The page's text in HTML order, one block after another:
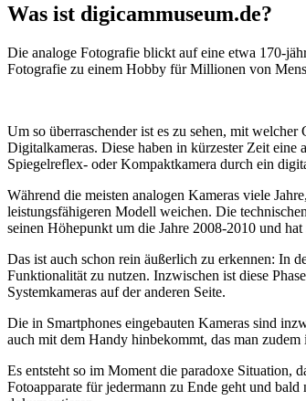
Was ist digicammuseum.de?
Die analoge Fotografie blickt auf eine etwa 170-
Fotografie zu einem Hobby für Millionen von
Um so überraschender ist es zu sehen, mit
Digitalkameras. Diese haben in kürzester Zeit
Spiegelreflex- oder Kompaktkamera durch ein
Während die meisten analogen Kameras viele
leistungsfähigeren Modell weichen. Die
seinen Höhepunkt um die Jahre 2008-2010 und hat
Das ist auch schon rein äußerlich zu erkennen: In
Funktionalität zu nutzen. Inzwischen ist diese
Systemkameras auf der anderen Seite.
Die in Smartphones eingebauten Kameras sind
auch mit dem Handy hinbekommt, das man zudem
Es entsteht so im Moment die paradoxe Situation,
Fotoapparate für jedermann zu Ende geht und